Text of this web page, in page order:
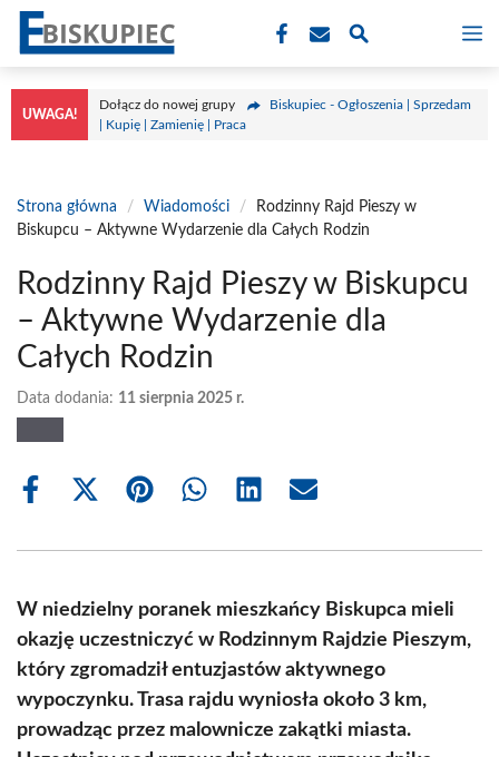
Przejdź
treści
UWAGA!
Dołącz do nowej grupy
Biskupiec - Ogłoszenia | Sprzedam
| Kupię | Zamienię | Praca
Strona główna / Wiadomości /
Rodzinny Rajd Pieszy w
Biskupcu – Aktywne Wydarzenie dla Całych Rodzin
Rodzinny Rajd Pieszy w Biskupcu
– Aktywne Wydarzenie dla
Całych Rodzin
Data dodania: 11 sierpnia 2025 r.
Share
Share
(Twitter)
Share Share Share Share
W niedzielny poranek mieszkańcy Biskupca mieli
okazję uczestniczyć w Rodzinnym Rajdzie Pieszym,
który zgromadził entuzjastów aktywnego
wypoczynku. Trasa rajdu wyniosła około 3 km,
prowadząc przez malownicze zakątki miasta.